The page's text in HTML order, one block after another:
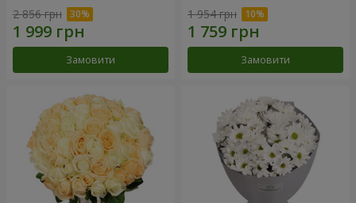
2 856 грн
Замовити
1 954 грн
Замовити